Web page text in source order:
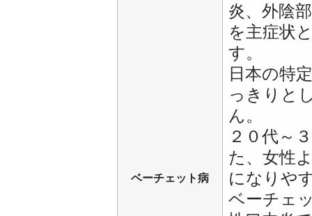
ベーチェット病
炎、外陰
を主症状
す。
日本の特
っきりと
ん。
２０代～
た、女性
になりや
ベーチェ